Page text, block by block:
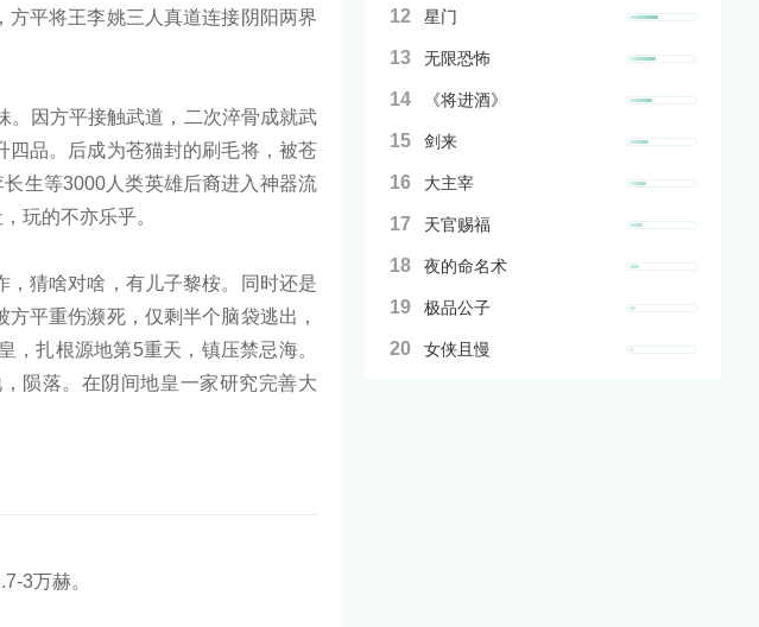
平将王李姚三人真道连接阴阳两界
。因方平接触武道，二次淬骨成就武
品。后成为苍猫封的刷毛将，被苍
生等3000人类英雄后裔进入神器流
玩的不亦乐乎。
猜啥对啥，有儿子黎桉。同时还是
平重伤濒死，仅剩半个脑袋逃出，
扎根源地第5重天，镇压禁忌海。
陨落。在阴间地皇一家研究完善大
3万赫。
12 星门
13 无限恐怖
14 《将进酒》
15 剑来
16 大主宰
17 天官赐福
18 夜的命名术
19 极品公子
20 女侠且慢